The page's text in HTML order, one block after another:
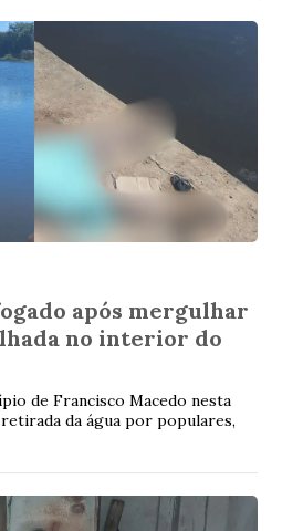
após mergulhar
no interior do
de Francisco Macedo nesta
da água por populares,